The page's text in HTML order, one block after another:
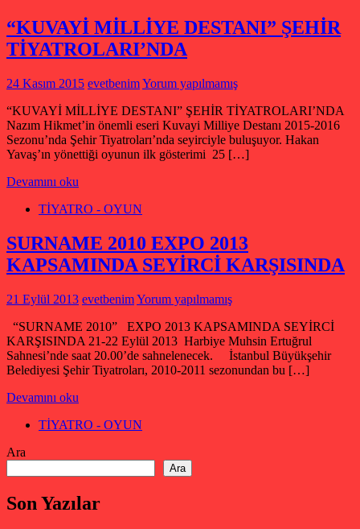
“KUVAYİ MİLLİYE DESTANI” ŞEHİR
TİYATROLARI’NDA
24 Kasım 2015 evetbenimYorum yapılmamış
“KUVAYİ MİLLİYE DESTANI” ŞEHİR TİYATROLARI’NDA
Nazım Hikmet’in önemli eseri Kuvayi Milliye Destanı 2015-2016
Sezonu’nda Şehir Tiyatroları’nda seyirciyle buluşuyor. Hakan
Yavaş’ın yönettiği oyunun ilk gösterimi 25 […]
Devamını oku
TİYATRO - OYUN
SURNAME 2010 EXPO 2013
KAPSAMINDA SEYİRCİ KARŞISINDA
21 Eylül 2013 evetbenimYorum yapılmamış
“SURNAME 2010” EXPO 2013 KAPSAMINDA SEYİRCİ
KARŞISINDA 21-22 Eylül 2013 Harbiye Muhsin Ertuğrul
Sahnesi’nde saat 20.00’de sahnelenecek. İstanbul Büyükşehir
Belediyesi Şehir Tiyatroları, 2010-2011 sezonundan bu […]
Devamını oku
TİYATRO - OYUN
Ara
Ara
Son Yazılar